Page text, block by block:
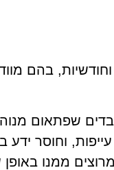
בהם
שפתאום
וחוסר
ממנו